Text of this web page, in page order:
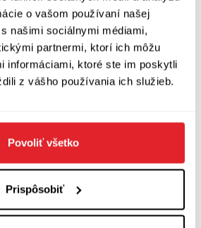
o vašom používaní našej
našimi sociálnymi médiami,
partnermi, ktorí ich môžu
informáciami, ktoré ste im poskytli
z vášho používania ich služieb.
Povoliť všetko
Prispôsobiť
lesy môžeme vnímať
Ecove knihy, odborné aj
predstavujú určitý výsek
venoval, a vidieť, že
niektorým kultúrnym znakom.
ukazuje, že skúmať literatúru
aj pre širší civilizačný